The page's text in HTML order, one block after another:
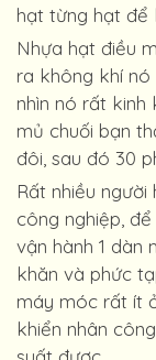
hạt từng hạt để
Nhựa hạt điều
ra không khí nó
nhìn nó rất kinh
mủ chuối bạn
đôi, sau đó 30
Rất nhiều
công nghiệp,
vận hành 1 dàn
khăn và phức
máy móc rất ít
khiển nhân